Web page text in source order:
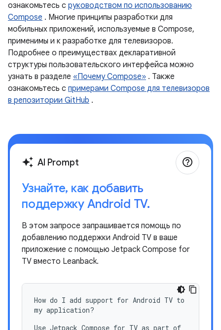
ознакомьтесь с руководством по использованию
Compose . Многие принципы разработки для
мобильных приложений, используемые в Compose,
применимы и к разработке для телевизоров.
Подробнее о преимуществах декларативной
структуры пользовательского интерфейса можно
узнать в разделе «Почему Compose» . Также
ознакомьтесь с примерами Compose для телевизоров
в репозитории GitHub .
auto_awesome AI Prompt
Узнайте, как добавить
поддержку Android TV.
В этом запросе запрашивается помощь по
добавлению поддержки Android TV в ваше
приложение с помощью Jetpack Compose for
TV вместо Leanback.
How do I add support for Android TV to
my application?
Use Jetpack Compose for TV as part of
help_outline